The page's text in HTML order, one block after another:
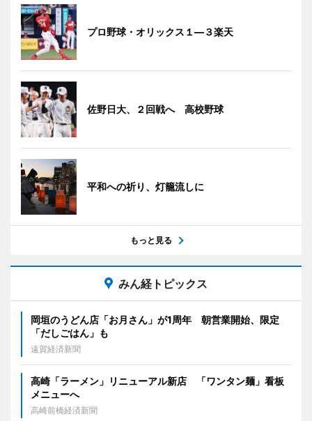
プロ野球・オリックス１―３楽天
佐野日大、２回戦へ 高校野球
平和への祈り、灯籠流しに
もっと見る
みん経トピックス
岡垣のうどん店「お月さん」が1周年 朝営業開始、限定
「だしごはん」も
遠賀経済新聞
高崎「ラーメン」リニューアル新店 「ワンタン麺」看板
メニューへ
高崎前橋経済新聞